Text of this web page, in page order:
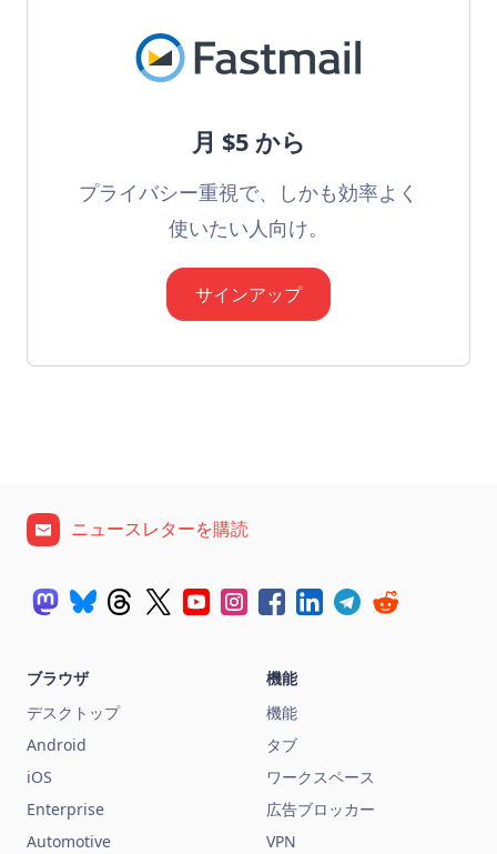
月 $5 から
プライバシー重視で、しかも効率よく
使いたい人向け。
サインアップ
ニュースレターを購読
ブラウザ
デスクトップ
Android
iOS
Enterprise
Automotive
機能
機能
タブ
ワークスペース
広告ブロッカー
VPN